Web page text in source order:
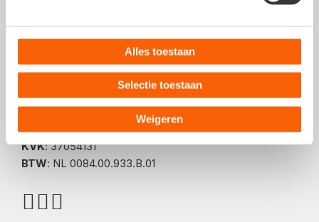
Alles toestaan
Selectie toestaan
Weigeren
Postadres
Comeniusstraat 10
KVK: 37054131
BTW: NL 0084.00.933.B.01